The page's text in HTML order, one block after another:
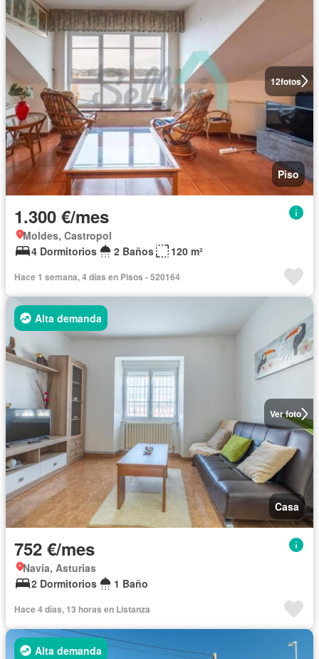
12fotos
Piso
1.300 €/mes
Moldes, Castropol
4 Dormitorios
2 Baños 120 m²
Hace 1 semana, 4 días en Pisos - 520164
Ver foto
Alta demanda
Casa
752 €/mes
Navia, Asturias
2 Dormitorios
1 Baño
Hace 4 días, 13 horas en Listanza
Alta demanda